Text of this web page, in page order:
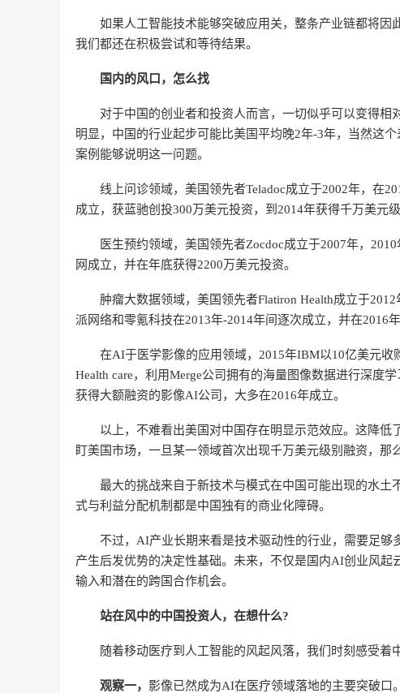
如果人工智能技术能够突破应用关，整条产业链都将
我们都还在积极尝试和等待结果。
国内的风口，怎么找
对于中国的创业者和投资人而言，一切似乎可以变得
明显，中国的行业起步可能比美国平均晚2年-3年，当然这
案例能够说明这一问题。
线上问诊领域，美国领先者Teladoc成立于2002年，在
成立，获蓝驰创投300万美元投资，到2014年获得千万美元级
医生预约领域，美国领先者Zocdoc成立于2007年，
网成立，并在年底获得2200万美元投资。
肿瘤大数据领域，美国领先者Flatiron Health成立于
派网络和零氪科技在2013年-2014年间逐次成立，并在2016
在AI于医学影像的应用领域，2015年IBM以10亿美元收
Health care，利用Merge公司拥有的海量图像数据进行深度
获得大额融资的影像AI公司，大多在2016年成立。
以上，不难看出美国对中国存在明显示范效应。这降
盯美国市场，一旦某一领域首次出现千万美元级别融资，那
最大的挑战来自于新技术与模式在中国可能出现的水
式与利益分配机制都是中国独有的商业化障碍。
不过，AI产业长期来看是技术驱动性的行业，需要足够
产生后发优势的决定性基础。未来，不仅是国内AI创业风
输入和潜在的跨国合作机会。
站在风中的中国投资人，在想什么?
随着移动医疗到人工智能的风起风落，我们时刻感受着
观察一， 影像已然成为AI在医疗领域落地的主要突破口